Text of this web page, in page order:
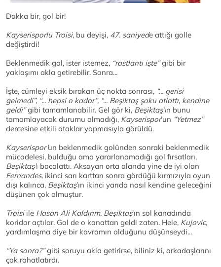
Dakka bir, gol bir!
Kayserisporlu Troisi, bu deyişi, 47. saniyede attığı golle
değiştirdi!
Beklenmedik gol, ister istemez, “rastlantı işte”gibi bir
yaklaşımı akla getirebilir. Sonra...
İşte, cümleyi eksik bırakan üç nokta sonrası, “... gerisi
gelmedi”, “... hepsi o kadar”, “... Beşiktaş şoku atlattı, kendine
geldi”gibi tamamlanabilir. Gel gör ki, Beşiktaş’ın bunu
tamamlayacak durumu olmadığı, Kayserispor’un “Yetmez”
dercesine etkili ataklar yapmasıyla görüldü.
Kayserispor’un beklenmedik golünden sonraki beklenmedik
mücadelesi, bulduğu ama yararlanamadığı gol fırsatları,
Beşiktaş’ı bocalattı. Aksayan orta alanda yine de iyi olan
Fernandes, ikinci sarı karttan sonra gördüğü kırmızıyla oyun
dışı kalınca, Beşiktaş’ın ikinci yarıda nasıl kendine geleceğini
düşünen çok olmuştur.
Troisiile Hasan Ali Kaldırım, Beşiktaş’ın sol kanadında
koridor açtılar. Gol de o kanattan geldi zaten. Hele, Kujovic,
yardımlaşma diye bir kavramın olduğunu düşünseydi...
“Ya sonra?”gibi soruyu akla getirirse, biliniz ki, arkadaşlarını
çok rahatlatırdı.